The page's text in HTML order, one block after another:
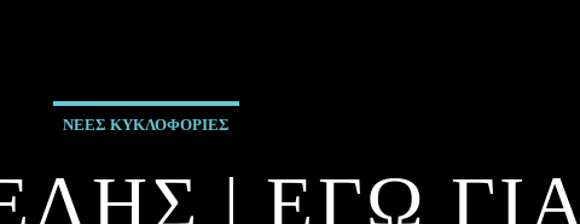
ΝΕΕΣ ΚΥΚΛΟΦΟΡΙΕΣ
| ΕΓΩ